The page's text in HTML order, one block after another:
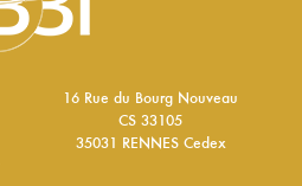
16 Rue du Bourg Nouveau
CS 33105
35031 RENNES Cedex